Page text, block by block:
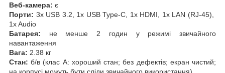
Веб-камера: є
Порти: 3x USB 3.2, 1x USB Type-C, 1x HDMI, 1x LAN (RJ-45),
1x Audio
Батарея: не менше 2 годин у режимі звичайного
навантаження
Вага: 2.38 кг
Стан: б/в (клас А: хороший стан; без дефектів; екран чистий;
на корпусі можуть бути сліди звичайного використання)